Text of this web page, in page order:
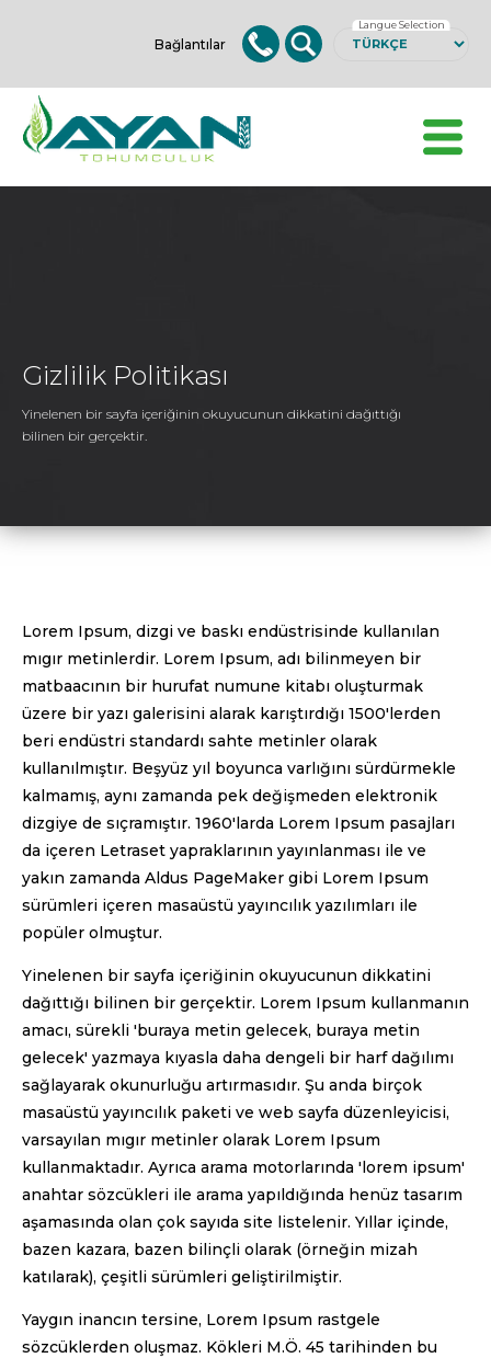
Bağlantılar
Langue Selection
Gizlilik Politikası
Yinelenen bir sayfa içeriğinin okuyucunun dikkatini dağıttığı
bilinen bir gerçektir.
Lorem Ipsum, dizgi ve baskı endüstrisinde kullanılan
mıgır metinlerdir. Lorem Ipsum, adı bilinmeyen bir
matbaacının bir hurufat numune kitabı oluşturmak
üzere bir yazı galerisini alarak karıştırdığı 1500'lerden
beri endüstri standardı sahte metinler olarak
kullanılmıştır. Beşyüz yıl boyunca varlığını sürdürmekle
kalmamış, aynı zamanda pek değişmeden elektronik
dizgiye de sıçramıştır. 1960'larda Lorem Ipsum pasajları
da içeren Letraset yapraklarının yayınlanması ile ve
yakın zamanda Aldus PageMaker gibi Lorem Ipsum
sürümleri içeren masaüstü yayıncılık yazılımları ile
popüler olmuştur.
Yinelenen bir sayfa içeriğinin okuyucunun dikkatini
dağıttığı bilinen bir gerçektir. Lorem Ipsum kullanmanın
amacı, sürekli 'buraya metin gelecek, buraya metin
gelecek' yazmaya kıyasla daha dengeli bir harf dağılımı
sağlayarak okunurluğu artırmasıdır. Şu anda birçok
masaüstü yayıncılık paketi ve web sayfa düzenleyicisi,
varsayılan mıgır metinler olarak Lorem Ipsum
kullanmaktadır. Ayrıca arama motorlarında 'lorem ipsum'
anahtar sözcükleri ile arama yapıldığında henüz tasarım
aşamasında olan çok sayıda site listelenir. Yıllar içinde,
bazen kazara, bazen bilinçli olarak (örneğin mizah
katılarak), çeşitli sürümleri geliştirilmiştir.
Yaygın inancın tersine, Lorem Ipsum rastgele
sözcüklerden oluşmaz. Kökleri M.Ö. 45 tarihinden bu